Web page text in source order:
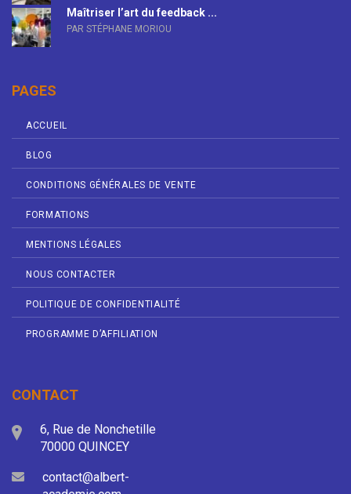
Maîtriser l’art du feedback ...
PAR STÉPHANE MORIOU
PAGES
ACCUEIL
BLOG
CONDITIONS GÉNÉRALES DE VENTE
FORMATIONS
MENTIONS LÉGALES
NOUS CONTACTER
POLITIQUE DE CONFIDENTIALITÉ
PROGRAMME D’AFFILIATION
CONTACT
6, Rue de Nonchetille
70000 QUINCEY
contact@albert-